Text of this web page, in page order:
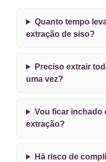
Quanto tempo
extração de siso?
Preciso extrair
uma vez?
Vou ficar inchado
extração?
Há risco de